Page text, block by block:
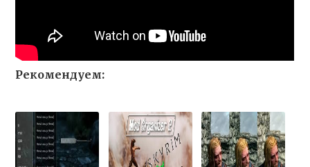
Рекомендуем: